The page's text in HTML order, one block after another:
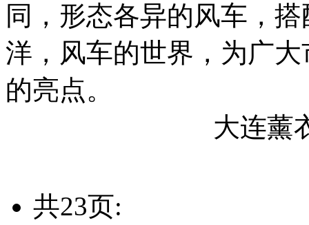
同，形态各异的风车，
洋，风车的世界，为广
的亮点。
大连薰
共23页: